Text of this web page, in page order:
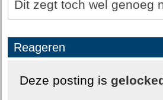
Dit zegt toch wel genoeg
Reageren
Deze posting is